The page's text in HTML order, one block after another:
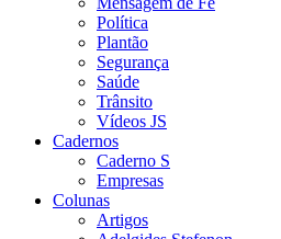
Política
Plantão
Segurança
Saúde
Trânsito
Vídeos JS
Cadernos
Caderno S
Empresas
Colunas
Artigos